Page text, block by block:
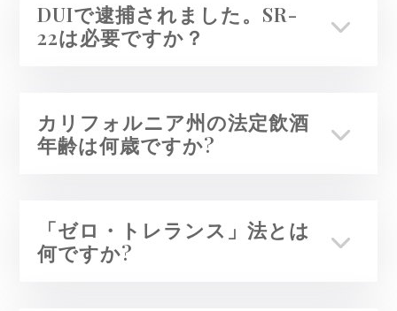
DUIで逮捕されました。SR-
22は必要ですか？
カリフォルニア州の法定飲酒
年齢は何歳ですか?
「ゼロ・トレランス」法とは
何ですか?